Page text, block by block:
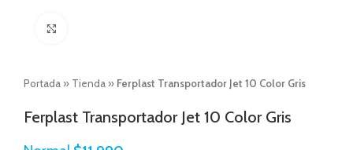
Portada » Tienda » Ferplast Transportador Jet 10 Color Gris
Ferplast Transportador Jet 10 Color Gris